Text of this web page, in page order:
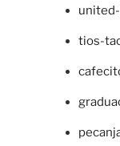
tios-